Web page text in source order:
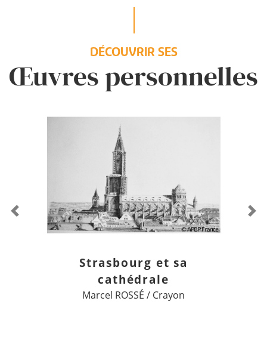
DÉCOUVRIR SES
Œuvres personnelles
Strasbourg et sa
cathédrale
Marcel ROSSÉ / Crayon
Previous